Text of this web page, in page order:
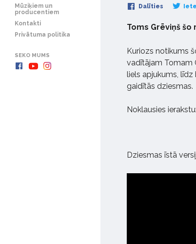
Mūziķiem un
producentiem
Kontakti
Privātuma politika
SEKO MUMS
Dalīties
Toms Grēviņš
Kuriozs notikums
vadītājam Tomam
liels apjukums,
gaidītās dziesmas.
Noklausies ierakstu:
Dziesmas īstā